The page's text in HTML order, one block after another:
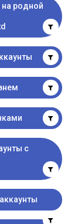
на родной
с